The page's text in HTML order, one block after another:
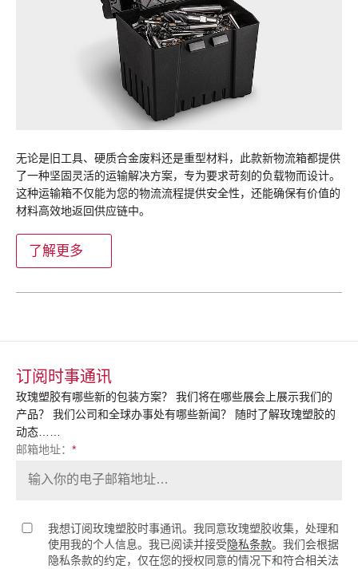
无论是旧工具、硬质合金废料还是重型材料，此款新物流箱都提供
了一种坚固灵活的运输解决方案，专为要求苛刻的负载物而设计。
这种运输箱不仅能为您的物流流程提供安全性，还能确保有价值的
材料高效地返回供应链中。
了解更多
订阅时事通讯
玫瑰塑胶有哪些新的包装方案？ 我们将在哪些展会上展示我们的
产品？ 我们公司和全球办事处有哪些新闻？ 随时了解玫瑰塑胶的
动态……
邮箱地址： *
我想订阅玫瑰塑胶时事通讯。我同意玫瑰塑胶收集，处理和
使用我的个人信息。我已阅读并接受隐私条款。我们会根据
隐私条款的约定，仅在您的授权同意的情况下和符合相关法